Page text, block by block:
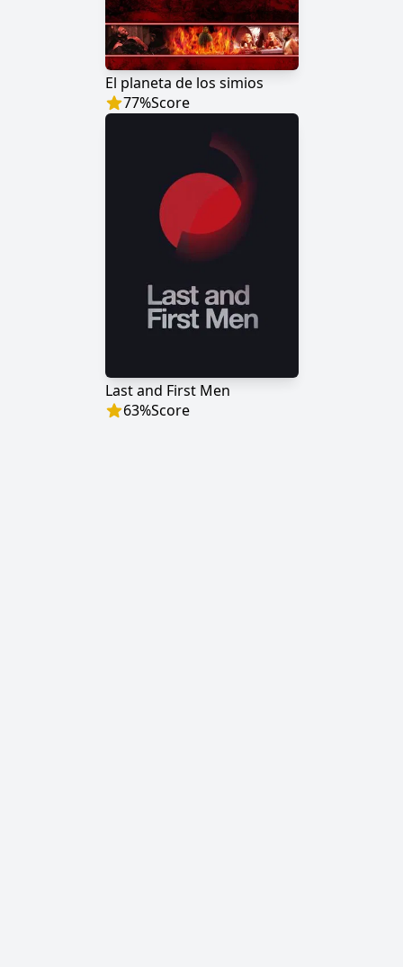
El planeta de los simios
77%Score
Last and First Men
63%Score